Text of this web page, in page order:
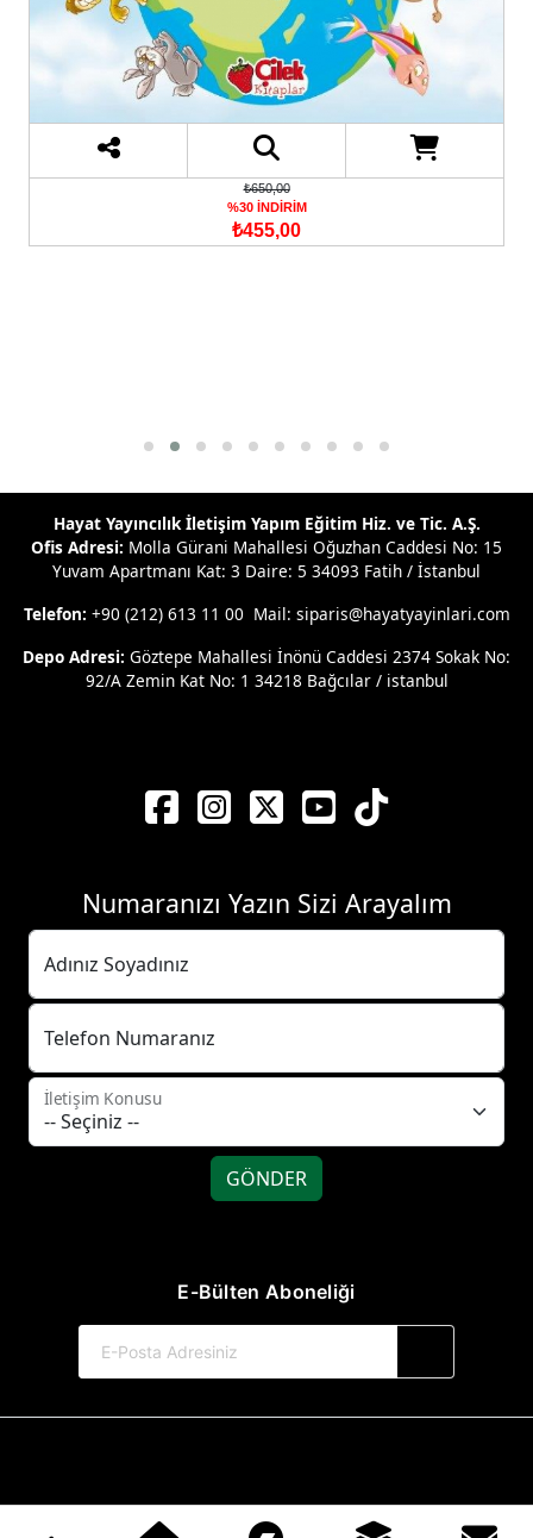
₺650,00
%30 İNDİRİM
₺455,00
Hayat Yayıncılık İletişim Yapım Eğitim Hiz. ve Tic. A.Ş.
Ofis Adresi: Molla Gürani Mahallesi Oğuzhan Caddesi No: 15
Yuvam Apartmanı Kat: 3 Daire: 5 34093 Fatih / İstanbul
Telefon: +90 (212) 613 11 00 Mail: siparis@hayatyayinlari.com
Depo Adresi: Göztepe Mahallesi İnönü Caddesi 2374 Sokak No:
92/A Zemin Kat No: 1 34218 Bağcılar / istanbul
Numaranızı Yazın Sizi Arayalım
Adınız Soyadınız
Telefon Numaranız
İletişim Konusu
GÖNDER
E-Bülten Aboneliği